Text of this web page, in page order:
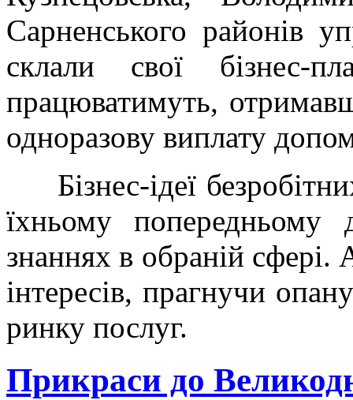
Сарненського районів
склали свої бізнес-
працюватимуть,
одноразову виплату
Бізнес-ідеї
їхньому попередньому
знаннях в обраній сфері.
інтересів, прагнучи
ринку послуг.
Прикраси до